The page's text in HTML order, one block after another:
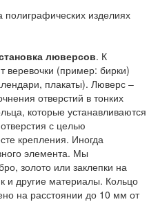
полиграфических изделиях
люверсов. К
(пример: бирки)
плакаты). Люверс –
отверстий в тонких
которые устанавливаются
с целью
крепления. Иногда
элемента. Мы
золото или заклепки на
и другие материалы. Кольцо
на расстоянии до 10 мм от